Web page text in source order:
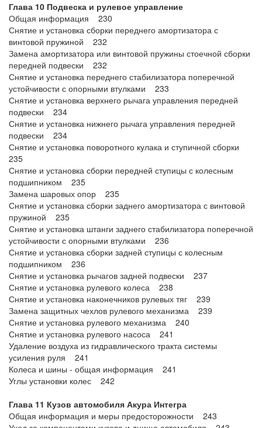
Глава 10 Подвеска и рулевое управление
Общая информация 230
Снятие и установка сборки переднего амортизатора с
винтовой пружиной 232
Замена амортизатора или винтовой пружины стоечной сборки
передней подвески 232
Снятие и установка переднего стабилизатора поперечной
устойчивости с опорными втулками 233
Снятие и установка верхнего рычага управления передней
подвески 234
Снятие и установка нижнего рычага управления передней
подвески 234
Снятие и установка поворотного кулака и ступичной сборки
235
Снятие и установка сборки передней ступицы с колесным
подшипником 235
Замена шаровых опор 235
Снятие и установка сборки заднего амортизатора с винтовой
пружиной 235
Снятие и установка штанги заднего стабилизатора поперечной
устойчивости с опорными втулками 236
Снятие и установка сборки задней ступицы с колесным
подшипником 236
Снятие и установка рычагов задней подвески 237
Снятие и установка рулевого колеса 238
Снятие и установка наконечников рулевых тяг 239
Замена защитных чехлов рулевого механизма 239
Снятие и установка рулевого механизма 240
Снятие и установка рулевого насоса 241
Удаление воздуха из гидравлического тракта системы
усиления руля 241
Колеса и шины - общая информация 241
Углы установки колес 242
Глава 11 Кузов автомобиля Акура Интегра
Общая информация и меры предосторожности 243